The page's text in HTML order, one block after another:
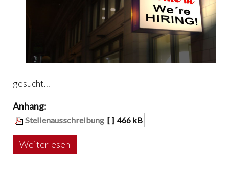
gesucht...
Anhang:
Stellenausschreibung [ ] 466 kB
Weiterlesen